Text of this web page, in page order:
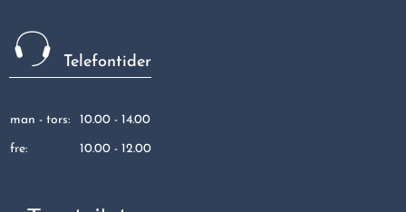
Telefontider
man - tors: 10.00 - 14.00
fre: 10.00 - 12.00